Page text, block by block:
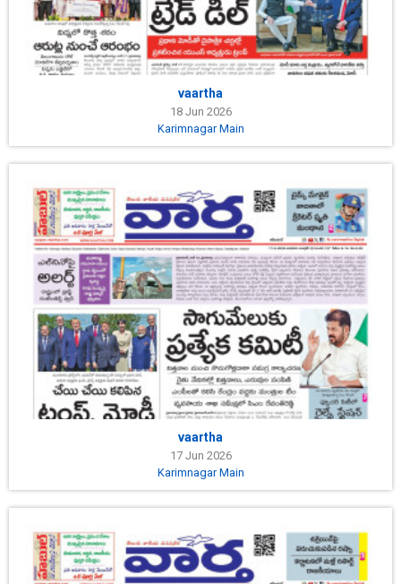
vaartha
18 Jun 2026
Karimnagar Main
vaartha
17 Jun 2026
Karimnagar Main